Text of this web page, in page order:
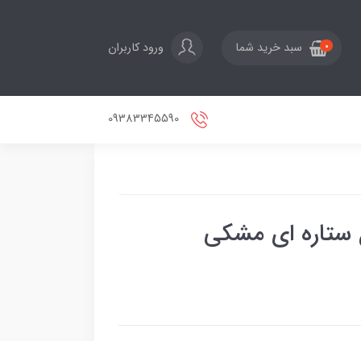
0 سبد خرید شما ورود کاربران
ستاره ای مشکی